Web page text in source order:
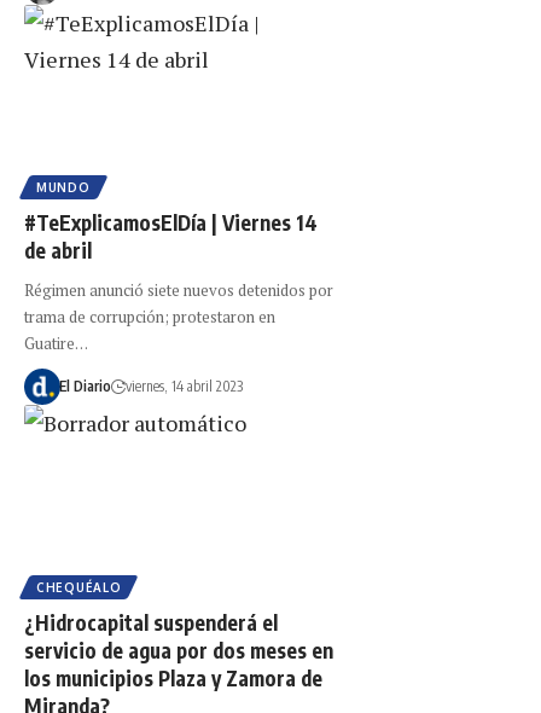
MUNDO
#TeExplicamosElDía | Viernes 14
de abril
Régimen anunció siete nuevos detenidos por
trama de corrupción; protestaron en
Guatire…
El Diario viernes, 14 abril 2023
CHEQUÉALO
¿Hidrocapital suspenderá el
servicio de agua por dos meses en
los municipios Plaza y Zamora de
Miranda?